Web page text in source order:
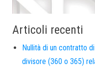
Articoli recenti
Nullità di un contratto
divisore (360 o 365)